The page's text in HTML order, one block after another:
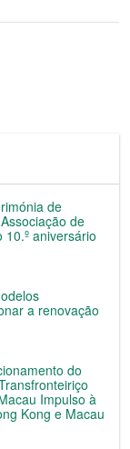
de
de
aniversário
a renovação
do
Impulso à
Kong e Macau